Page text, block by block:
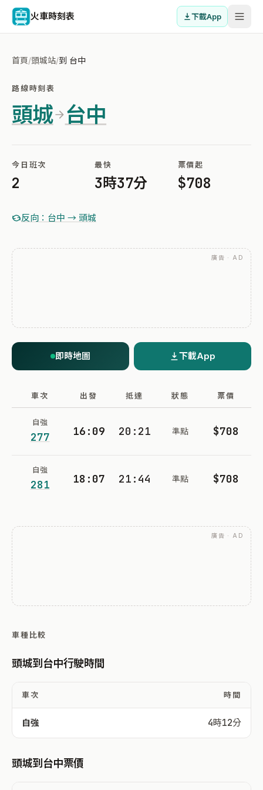
火車時刻表 下載App
首頁/頭城站/到 台中
路線時刻表
頭城 台中
今日班次
2
最快
3時37分
票價起
$708
反向：台中 → 頭城
廣告 · AD
即時地圖 下載App
車次 出發 抵達 狀態 票價
自強
277 16:09 20:21 準點 $708
自強
281 18:07 21:44 準點 $708
廣告 · AD
車種比較
頭城到台中行駛時間
車次 時間
自強 4時12分
頭城到台中票價